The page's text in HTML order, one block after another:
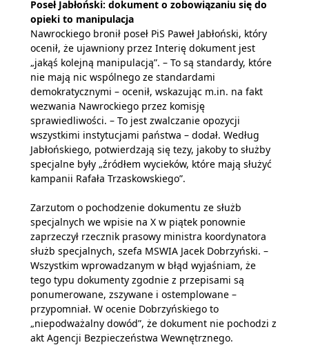
Poseł Jabłoński: dokument o zobowiązaniu się do
opieki to manipulacja
Nawrockiego bronił poseł PiS Paweł Jabłoński, który
ocenił, że ujawniony przez Interię dokument jest
„jakąś kolejną manipulacją”. – To są standardy, które
nie mają nic wspólnego ze standardami
demokratycznymi – ocenił, wskazując m.in. na fakt
wezwania Nawrockiego przez komisję
sprawiedliwości. – To jest zwalczanie opozycji
wszystkimi instytucjami państwa – dodał. Według
Jabłońskiego, potwierdzają się tezy, jakoby to służby
specjalne były „źródłem wycieków, które mają służyć
kampanii Rafała Trzaskowskiego”.
Zarzutom o pochodzenie dokumentu ze służb
specjalnych we wpisie na X w piątek ponownie
zaprzeczył rzecznik prasowy ministra koordynatora
służb specjalnych, szefa MSWIA Jacek Dobrzyński. –
Wszystkim wprowadzanym w błąd wyjaśniam, że
tego typu dokumenty zgodnie z przepisami są
ponumerowane, zszywane i ostemplowane –
przypomniał. W ocenie Dobrzyńskiego to
„niepodważalny dowód”, że dokument nie pochodzi z
akt Agencji Bezpieczeństwa Wewnętrznego.